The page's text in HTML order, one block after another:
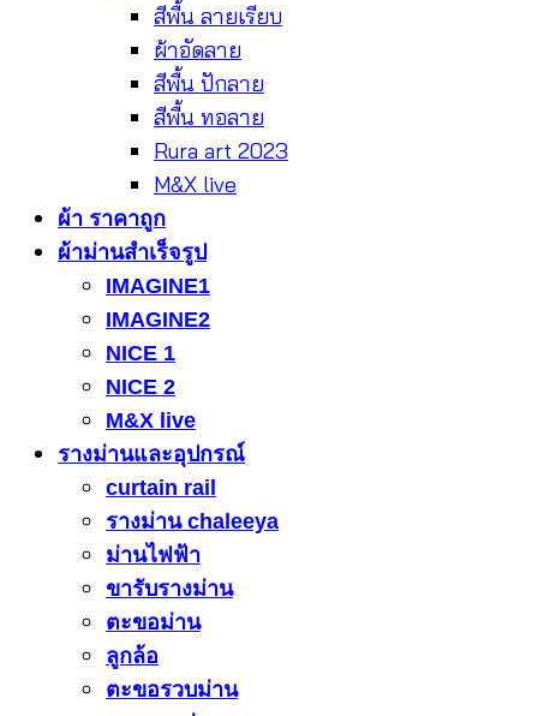
สีพื้น ลายเรียบ
ผ้าอัดลาย
สีพื้น ปักลาย
สีพื้น ทอลาย
Rura art 2023
M&X live
ผ้า ราคาถูก
ผ้าม่านสำเร็จรูป
IMAGINE1
IMAGINE2
NICE 1
NICE 2
M&X live
รางม่านและอุปกรณ์
curtain rail
รางม่าน chaleeya
ม่านไฟฟ้า
ขารับรางม่าน
ตะขอม่าน
ลูกล้อ
ตะขอรวบม่าน